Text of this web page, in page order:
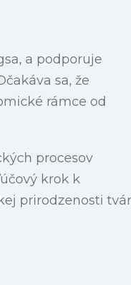
a podporuje
sa, že
rámce od
procesov
krok k
prirodzenosti